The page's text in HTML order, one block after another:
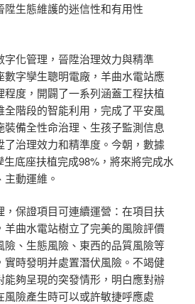
陞生態維護的迷信性和有用性
字化管理，晉陞治理效力與精準
數字孿生聰明電廠，羊曲水電站應
程度，開闢了一系列涵蓋工程扶植
全階段的智能利用，完成了平安風
裝備全性命治理、生孩子監測信息
了治理效力和精準度。今朝，數據
底座扶植完成98%，將來將完成水
動運維。
，保證項目可連續運營：在項目扶
羊曲水電站樹立了完美的風險評價
險、生態風險、東西的品質風險等
實時發明并處置潛伏風險。不竭健
能夠呈現的突發情形，明白應對辦
險產生時可以或許敏捷呼應處